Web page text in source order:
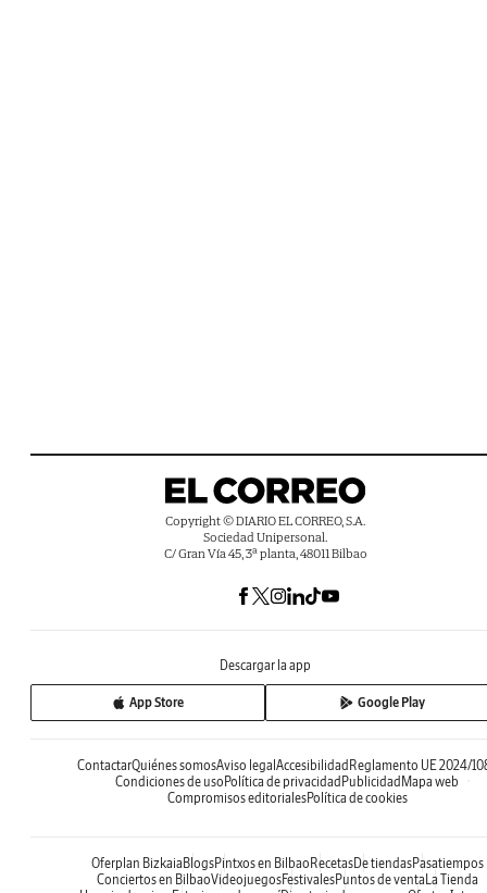
Copyright © DIARIO EL CORREO, S.A.
Sociedad Unipersonal.
C/ Gran Vía 45, 3ª planta, 48011 Bilbao
Descargar la app
App Store Google Play
ContactarQuiénes somosAviso legal Accesibilidad Reglamento UE 2024/
Condiciones de uso Política de privacidad Publicidad Mapa web
Compromisos editorialesPolítica de cookies
Oferplan Bizkaia BlogsPintxos en Bilbao RecetasDe tiendasPasatiempos
Conciertos en BilbaoVideojuegosFestivalesPuntos de venta La Tienda